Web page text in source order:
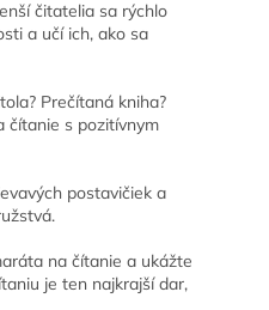
čitatelia sa rýchlo
a učí ich, ako sa
Prečítaná kniha?
čítanie s pozitívnym
postavičiek a
na čítanie a ukážte
je ten najkrajší dar,